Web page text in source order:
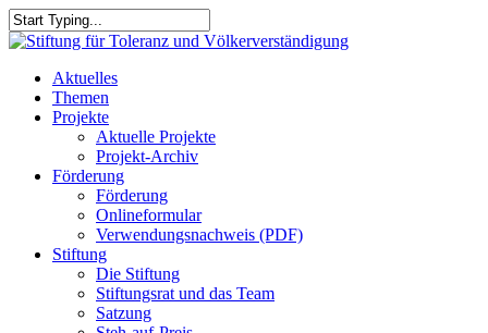
Skip
to
content
Close
search
Menu
Aktuelles
Themen
Projekte
Aktuelle Projekte
Projekt-Archiv
Förderung
Förderung
Onlineformular
Verwendungsnachweis (PDF)
Stiftung
Die Stiftung
Stiftungsrat und das Team
Satzung